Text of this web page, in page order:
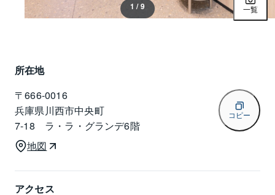
1 / 9 一覧
所在地
〒666-0016
兵庫県川西市中央町
7-18 ラ・ラ・グランデ6階
コピー
地図
アクセス